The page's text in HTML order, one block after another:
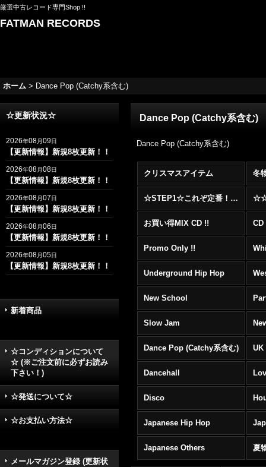
厳選中古レコード専門Shop !!
FATMAN RECORDS
ホーム > Dance Pop (Catchy系含む)
☆更新状況☆
2026年08月09日
【更新情報】新規8枚更新！！
2026年08月08日
【更新情報】新規8枚更新！！
2026年08月07日
【更新情報】新規8枚更新！！
2026年08月06日
【更新情報】新規8枚更新！！
2026年08月05日
【更新情報】新規8枚更新！！
新着商品
☆コンディションについて
☆ (※ご注文前に必ずお読み
下さい！)
☆発送について☆
☆お支払い方法☆
メールマガジン登録 (更新状
Dance Pop (Catchy系含む)
Dance Pop (Catchy系含む)
クリスマスアイテム 冬
☆STEP1☆これぞ定番！！まずはここから！2000年代R&BフロアヒットBest 100 !!!
お買い得MIX CD !!
Promo Only !!
Underground Hip Hop
New School
Slow Jam
Dance Pop (Catchy系含む) UK
Dancehall
Disco
Japanese Hip Hop
Japanese Others 夏